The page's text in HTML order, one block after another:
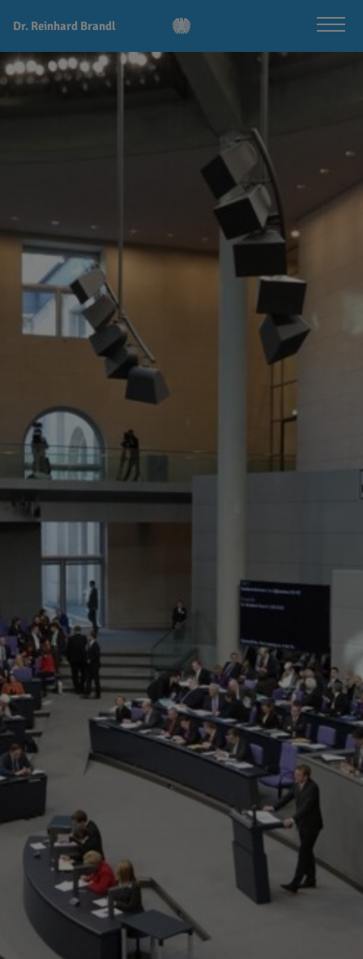
Dr. Reinhard Brandl